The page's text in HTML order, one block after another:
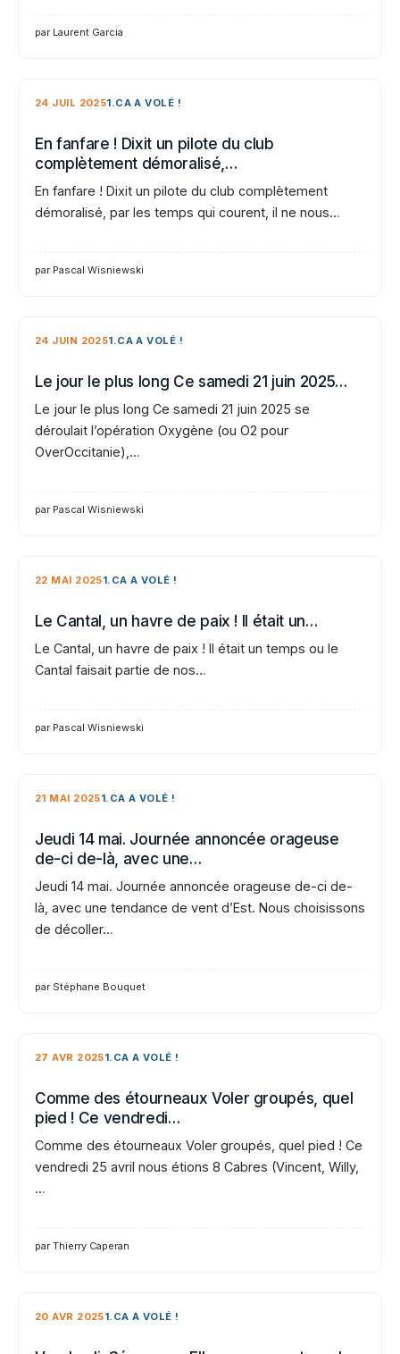
par Laurent Garcia
24 JUIL 20251.CA A VOLÉ !
En fanfare ! Dixit un pilote du club
complètement démoralisé,…
En fanfare ! Dixit un pilote du club complètement
démoralisé, par les temps qui courent, il ne nous…
par Pascal Wisniewski
24 JUIN 20251.CA A VOLÉ !
Le jour le plus long Ce samedi 21 juin 2025…
Le jour le plus long Ce samedi 21 juin 2025 se
déroulait l’opération Oxygène (ou O2 pour
OverOccitanie),…
par Pascal Wisniewski
22 MAI 20251.CA A VOLÉ !
Le Cantal, un havre de paix ! Il était un…
Le Cantal, un havre de paix ! Il était un temps ou le
Cantal faisait partie de nos…
par Pascal Wisniewski
21 MAI 20251.CA A VOLÉ !
Jeudi 14 mai. Journée annoncée orageuse
de-ci de-là, avec une…
Jeudi 14 mai. Journée annoncée orageuse de-ci de-
là, avec une tendance de vent d’Est. Nous choisissons
de décoller…
par Stéphane Bouquet
27 AVR 20251.CA A VOLÉ !
Comme des étourneaux Voler groupés, quel
pied ! Ce vendredi…
Comme des étourneaux Voler groupés, quel pied ! Ce
vendredi 25 avril nous étions 8 Cabres (Vincent, Willy,
…
par Thierry Caperan
20 AVR 20251.CA A VOLÉ !